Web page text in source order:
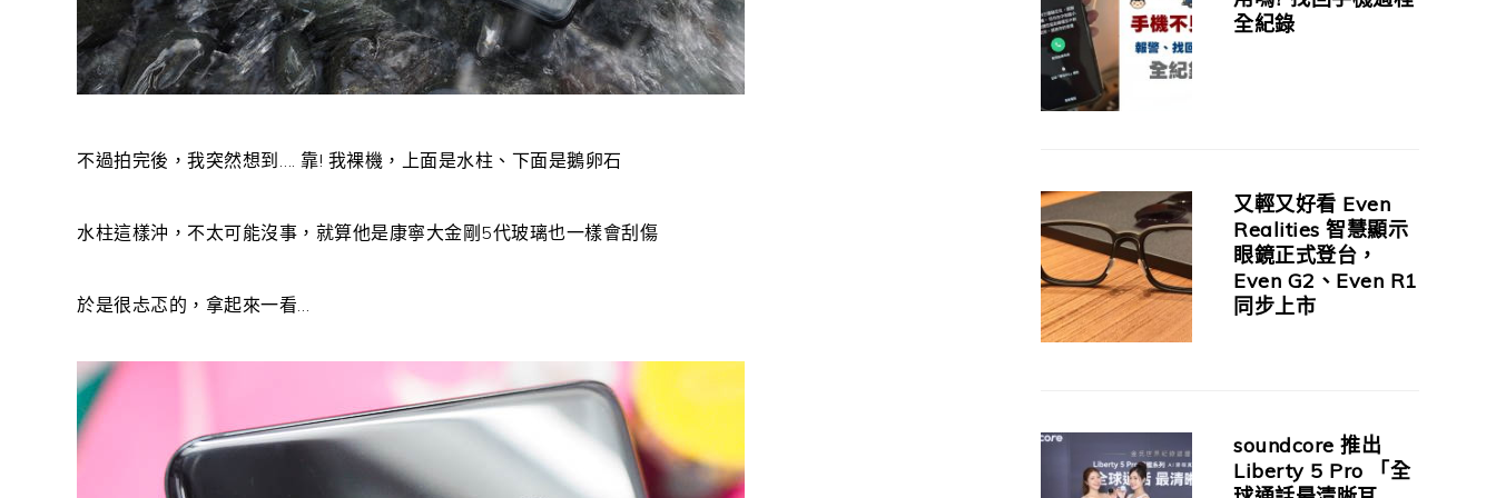
不過拍完後，我突然想到…. 靠! 我裸機，上面是水柱、下面是鵝卵石
水柱這樣沖，不太可能沒事，就算他是康寧大金剛5代玻璃也一樣會刮傷
於是很忐忑的，拿起來一看…
全紀錄
又輕又好看 Even
Realities 智慧顯示
眼鏡正式登台，
Even G2、Even R1
同步上市
soundcore 推出
Liberty 5 Pro 「全